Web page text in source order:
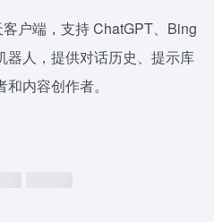
户端，支持 ChatGPT、Bing
器人，提供对话历史、提示库
内容创作者。